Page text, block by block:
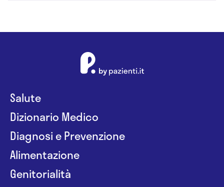
Salute
Dizionario Medico
Diagnosi e Prevenzione
Alimentazione
Genitorialità